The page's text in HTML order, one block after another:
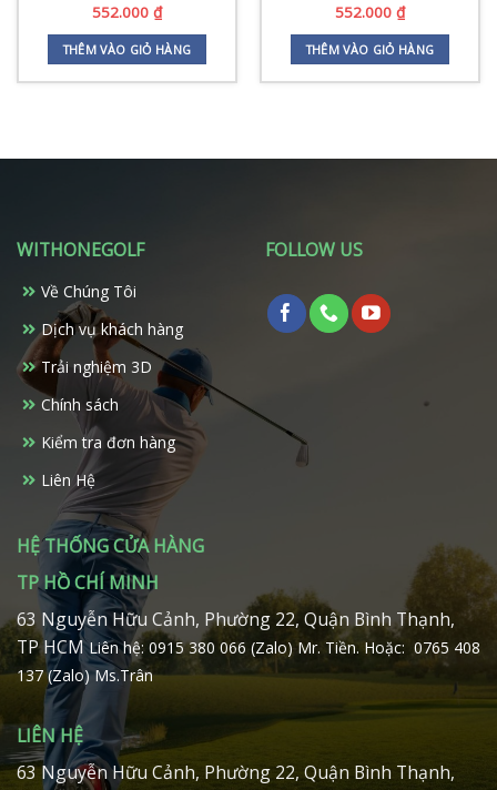
552.000 ₫
THÊM VÀO GIỎ HÀNG
552.000 ₫
THÊM VÀO GIỎ HÀNG
WITHONEGOLF
Về Chúng Tôi
Dịch vụ khách hàng
Trải nghiệm 3D
Chính sách
Kiểm tra đơn hàng
Liên Hệ
FOLLOW US
HỆ THỐNG CỬA HÀNG
TP HỒ CHÍ MINH
63 Nguyễn Hữu Cảnh, Phường 22, Quận Bình Thạnh,
TP HCMLiên hệ: 0915 380 066 (Zalo) Mr. Tiền. Hoặc: 0765 408
137 (Zalo) Ms.Trân
LIÊN HỆ
63 Nguyễn Hữu Cảnh, Phường 22, Quận Bình Thạnh,